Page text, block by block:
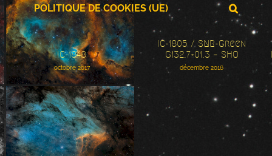
POLITIQUE DE COOKIES (UE)
IC-1848
IC-1848
octobre 2017
IC-1805 / SNR-Green
G132.7+01.3 – SHO
IC-1805 / SNR-Green
G132.7+01.3 – SHO
décembre 2016
IC-5070